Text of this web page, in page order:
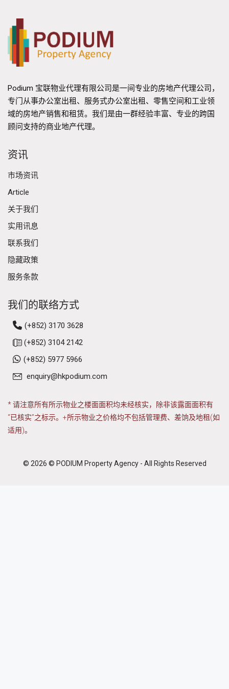
Podium 宝联物业代理有限公司是一间专业的房地产代理公司，
专门从事办公室出租、服务式办公室出租、零售空间和工业领
域的房地产销售和租赁。我们是由一群经验丰富、专业的跨国
顾问支持的商业地产代理。
资讯
市场资讯
Article
关于我们
实用讯息
联系我们
隐藏政策
服务条款
我们的联络方式
(+852) 3170 3628
(+852) 3104 2142
(+852) 5977 5966
enquiry@hkpodium.com
* 请注意所有所示物业之楼面面积均未经核实，除非该露面面积有
“已核实”之标示。+所示物业之价格均不包括管理费、差饷及地租(如
适用)。
© 2026 © PODIUM Property Agency - All Rights Reserved